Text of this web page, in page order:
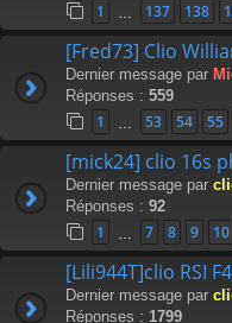
1 137 138
[Fred73] Clio
Dernier message par
Réponses : 559
1 53 54 55
[mick24] clio 16s
Dernier message par
Réponses : 92
1 7 8 9 10
[Lili944T]clio RSI
Dernier message par
Réponses : 1799